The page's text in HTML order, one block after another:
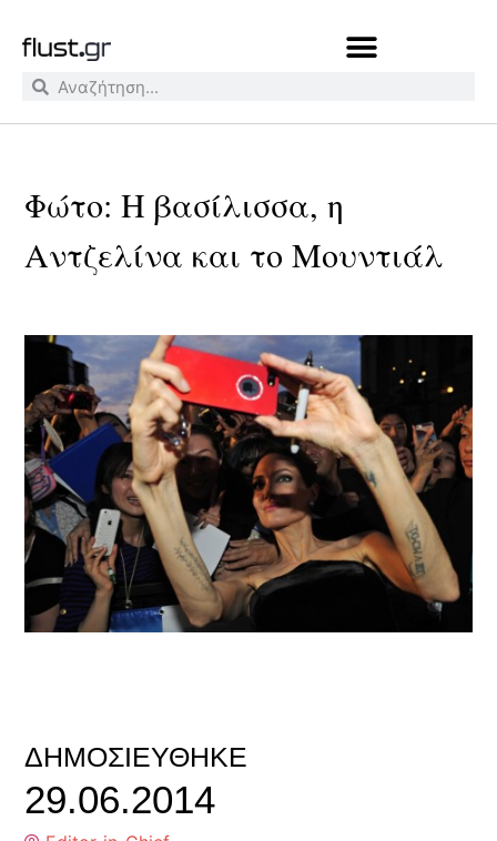
Φώτο: Η βασίλισσα, η
Αντζελίνα και το Μουντιάλ
ΔΗΜΟΣΙΕΎΘΗΚΕ
29.06.2014